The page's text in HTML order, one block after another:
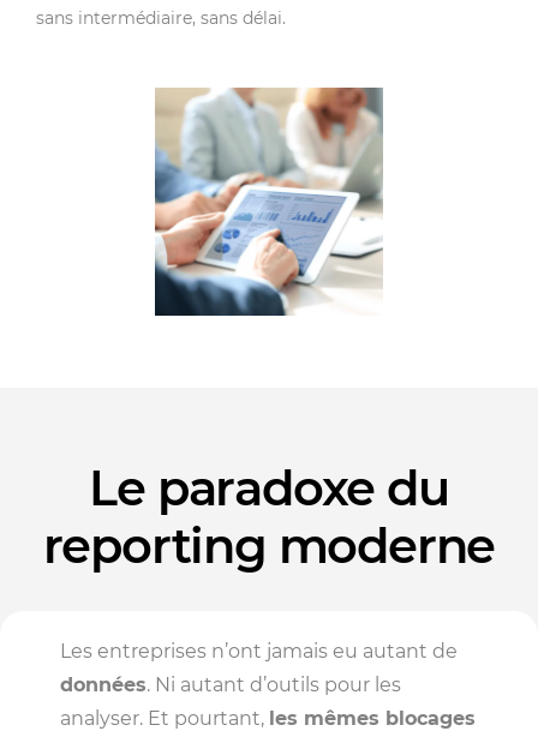
sans intermédiaire, sans délai.
Le paradoxe du
reporting moderne
Les entreprises n’ont jamais eu autant de
données. Ni autant d’outils pour les
analyser. Et pourtant, les mêmes blocages